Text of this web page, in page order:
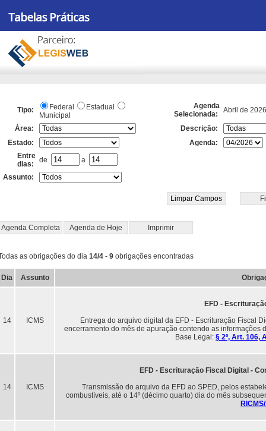
Tipo: Federal
Estadual
Municipal
Agenda
Selecionada:
Abril de 2026
Área:
Descrição:
Estado:
Agenda:
Entre
dias:
de a
Assunto:
Agenda Completa Agenda de Hoje Imprimir
as obrigações do dia 14/4 - 9 obrigações encontradas
Dia Assunto
14 ICMS
EFD -
Entrega do arquivo digital da EFD - Escrituração Fiscal
encerramento do mês de apuração contendo as informações
Base Legal: § 2º, Art. 106,
14 ICMS
EFD - Escrituração Fiscal Digital -
Transmissão do arquivo da EFD ao SPED, pelos
combustíveis, até o 14º (décimo quarto) dia do mês